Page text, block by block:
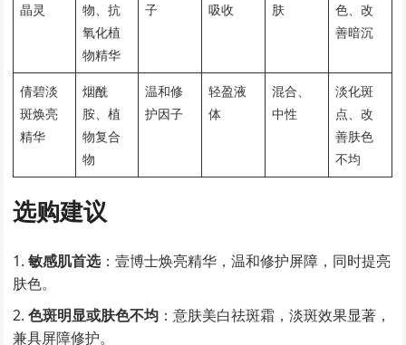
晶灵
物、抗
氧化植
物精华
子
吸收
肤
色、改
善暗沉
倩碧淡
斑焕亮
精华
烟酰
胺、植
物复合
物
温和修
护因子
轻盈液
体
混合、
中性
淡化斑
点、改
善肤色
不均
选购建议
敏感肌首选：壹博士焕亮精华，温和修护屏障，同时提亮
肤色。
色斑明显或肤色不均 ：意肤美白祛斑霜，淡斑效果显著，
兼具屏障修护。